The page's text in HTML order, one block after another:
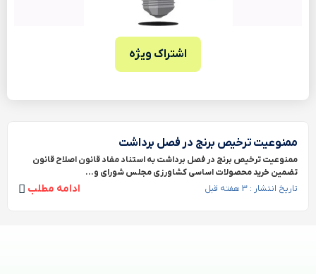
اشتراک ویژه
ممنوعیت ترخیص برنج در فصل برداشت
ممنوعیت ترخیص برنج در فصل برداشت به استناد مفاد قانون اصلاح قانون
تضمین خرید محصولات اساسی کشاورزی مجلس شورای و...
ادامه مطلب تاریخ انتشار : 3 هفته قبل